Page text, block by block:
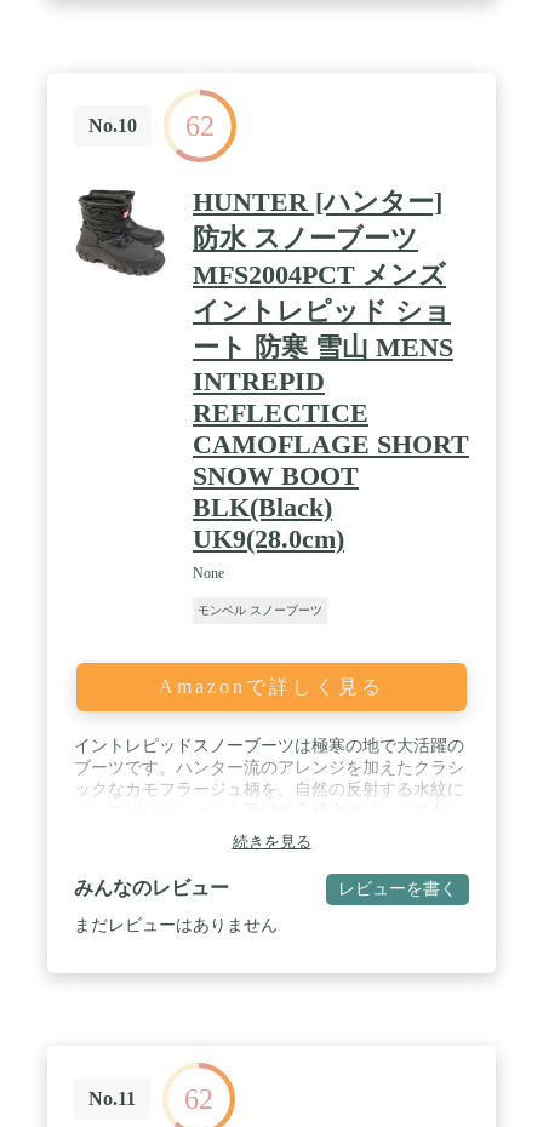
ン： コロンビアの細部へのこだわりが当社のアパレ
ル製品を際立たせています。 最高品質の素材のみを
使用し、専門的な縫製と職人技が光る製品です。 こ
れからの季節に楽しめる長持ちするフットウェアで
す。
No.10 62
HUNTER [ハンター]
防水 スノーブーツ
MFS2004PCT メンズ
イントレピッド ショ
ート 防寒 雪山 MENS
INTREPID
REFLECTICE
CAMOFLAGE SHORT
SNOW BOOT
BLK(Black)
UK9(28.0cm)
None
モンベル スノーブーツ
Amazonで詳しく見る
イントレピッドスノーブーツは極寒の地で大活躍の
ブーツです。ハンター流のアレンジを加えたクラシ
ックなカモフラージュ柄を、自然の反射する水紋に
らいました。革新的なOrthoLiteRの中敷きは、霜が
降りた中でも快適な履き心地と高い機能性を提供し
ます。トップラインに沿った巾着のように伸縮する
履き口と留め具が保温性を保ち、耐水性シェルと内
側の防水フィルムによりブーツの100％防水を実現
量：約720ｇ（UK8片足で計測）●素材：アッパー :
CPU35％ TPU15％ リサイクルナイロン50％●アッパ
ー100%成形TPU、CPU アウトソール素材：100%ラ
続きを見る
みんなのレビュー レビューを書く
まだレビューはありません
No.11 62